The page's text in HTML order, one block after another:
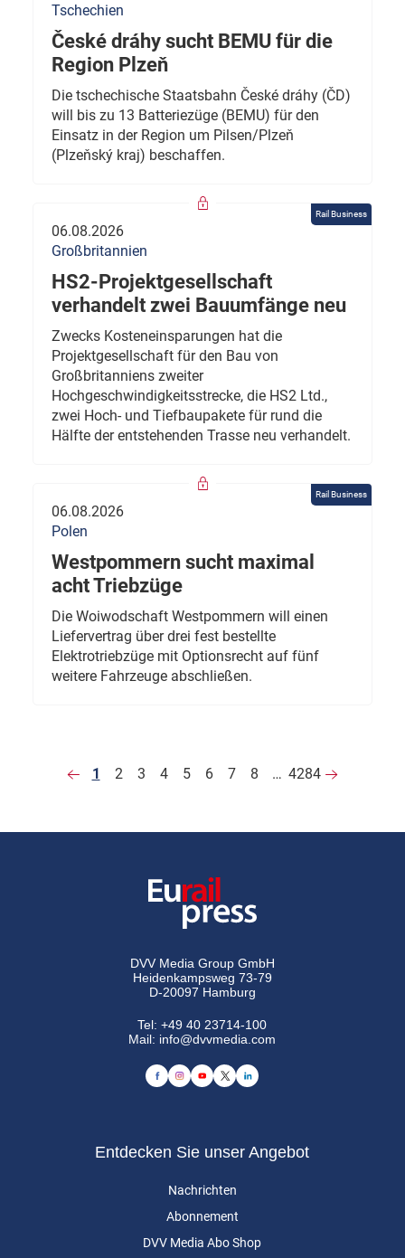
Tschechien
České dráhy sucht BEMU für die
Region Plzeň
Die tschechische Staatsbahn České dráhy (ČD)
will bis zu 13 Batteriezüge (BEMU) für den
Einsatz in der Region um Pilsen/Plzeň
(Plzeňský kraj) beschaffen.
Rail Business
06.08.2026
Großbritannien
HS2-Projektgesellschaft
verhandelt zwei Bauumfänge neu
Zwecks Kosteneinsparungen hat die
Projektgesellschaft für den Bau von
Großbritanniens zweiter
Hochgeschwindigkeitsstrecke, die HS2 Ltd.,
zwei Hoch- und Tiefbaupakete für rund die
Hälfte der entstehenden Trasse neu verhandelt.
Rail Business
06.08.2026
Polen
Westpommern sucht maximal
acht Triebzüge
Die Woiwodschaft Westpommern will einen
Liefervertrag über drei fest bestellte
Elektrotriebzüge mit Optionsrecht auf fünf
weitere Fahrzeuge abschließen.
1 2 3 4 5 6 7 8 … 4284
DVV Media Group GmbH
Heidenkampsweg 73-79
D-20097 Hamburg
Tel:+49 40 23714-100
Mail: info@dvvmedia.com
Entdecken Sie unser Angebot
Nachrichten
Abonnement
DVV Media Abo Shop